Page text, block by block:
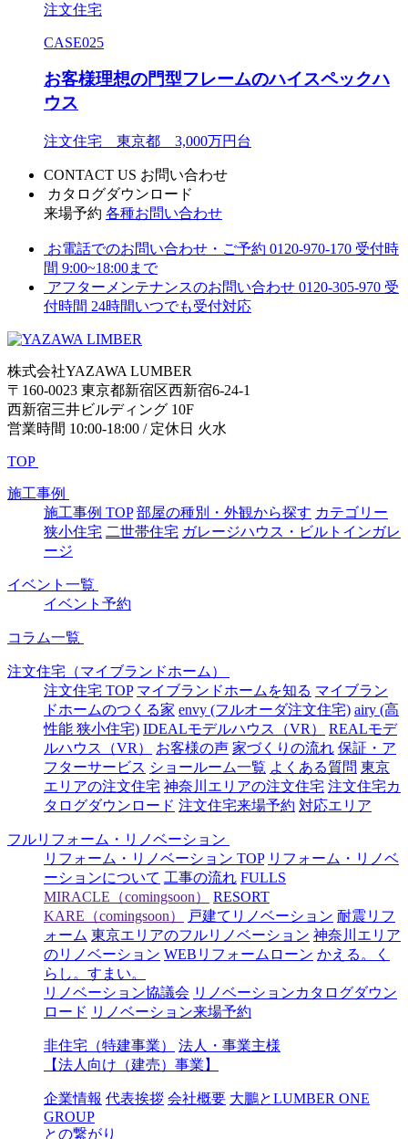
注文住宅
CASE025
お客様理想の門型フレームのハイスペックハ
ウス
注文住宅 東京都 3,000万円台
CONTACT US お問い合わせ
カタログダウンロード
来場予約 各種お問い合わせ
お電話でのお問い合わせ・ご予約 0120-970-170 受付時
間 9:00~18:00まで
アフターメンテナンスのお問い合わせ 0120-305-970 受
付時間 24時間いつでも受付対応
株式会社YAZAWA LUMBER
〒160-0023 東京都新宿区西新宿6-24-1
西新宿三井ビルディング 10F
営業時間 10:00-18:00 / 定休日 火水
TOP
施工事例
施工事例 TOP 部屋の種別・外観から探す カテゴリー
狭小住宅 二世帯住宅 ガレージハウス・ビルトインガレ
ージ
イベント一覧
イベント予約
コラム一覧
注文住宅（マイブランドホーム）
注文住宅 TOP マイブランドホームを知る マイブラン
ドホームのつくる家 envy (フルオーダ注文住宅) airy (高
性能 狭小住宅) IDEALモデルハウス（VR）
REALモデ
ルハウス（VR）
お客様の声 家づくりの流れ 保証・ア
フターサービス ショールーム一覧 よくある質問 東京
エリアの注文住宅 神奈川エリアの注文住宅 注文住宅カ
タログダウンロード 注文住宅来場予約 対応エリア
フルリフォーム・リノベーション
リフォーム・リノベーション TOP リフォーム・リノベ
ーションについて 工事の流れ FULLS
MIRACLE（comingsoon）
RESORT
KARE（comingsoon）
戸建てリノベーション 耐震リフ
ォーム 東京エリアのフルリノベーション 神奈川エリア
のリノベーション WEBリフォームローン かえる。く
らし。すまい。
リノベーション協議会 リノベーションカタログダウン
ロード リノベーション来場予約
非住宅（特建事業）
法人・事業主様
【法人向け（建売）事業】
企業情報 代表挨拶 会社概要 大鵬とLUMBER ONE
GROUP
との繋がり